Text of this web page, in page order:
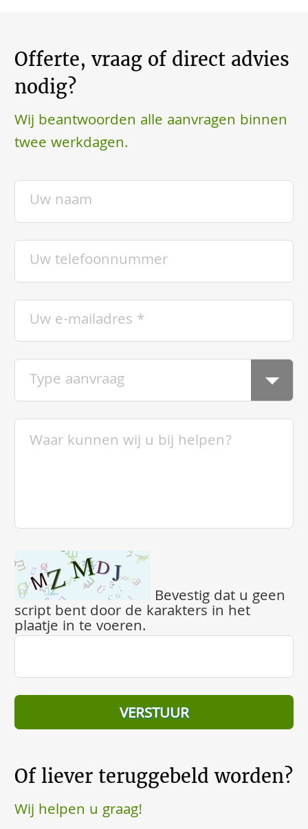
Offerte, vraag of direct advies
nodig?
Wij beantwoorden alle aanvragen binnen
twee werkdagen.
Bevestig dat u geen
script bent door de karakters in het
plaatje in te voeren.
Of liever teruggebeld worden?
Wij helpen u graag!